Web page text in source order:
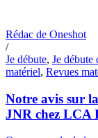
Rédac de Oneshot
/
Je débute, Je débute
matériel, Revues
Notre avis sur
JNR chez LCA